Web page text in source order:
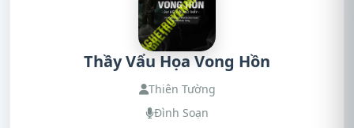
Thầy Vẩu Họa Vong Hồn
Thiên Tường
Đình Soạn